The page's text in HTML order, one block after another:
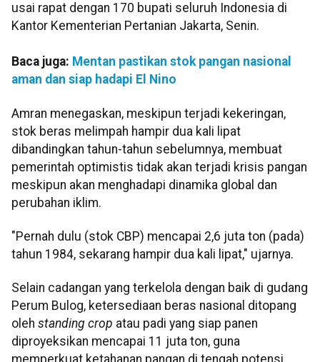
usai rapat dengan 170 bupati seluruh Indonesia di
Kantor Kementerian Pertanian Jakarta, Senin.
Baca juga: Mentan pastikan stok pangan nasional
aman dan siap hadapi El Nino
Amran menegaskan, meskipun terjadi kekeringan,
stok beras melimpah hampir dua kali lipat
dibandingkan tahun-tahun sebelumnya, membuat
pemerintah optimistis tidak akan terjadi krisis pangan
meskipun akan menghadapi dinamika global dan
perubahan iklim.
"Pernah dulu (stok CBP) mencapai 2,6 juta ton (pada)
tahun 1984, sekarang hampir dua kali lipat," ujarnya.
Selain cadangan yang terkelola dengan baik di gudang
Perum Bulog, ketersediaan beras nasional ditopang
oleh standing crop atau padi yang siap panen
diproyeksikan mencapai 11 juta ton, guna